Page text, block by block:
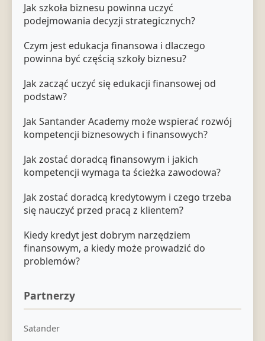
Jak szkoła biznesu powinna uczyć
podejmowania decyzji strategicznych?
Czym jest edukacja finansowa i dlaczego
powinna być częścią szkoły biznesu?
Jak zacząć uczyć się edukacji finansowej od
podstaw?
Jak Santander Academy może wspierać rozwój
kompetencji biznesowych i finansowych?
Jak zostać doradcą finansowym i jakich
kompetencji wymaga ta ścieżka zawodowa?
Jak zostać doradcą kredytowym i czego trzeba
się nauczyć przed pracą z klientem?
Kiedy kredyt jest dobrym narzędziem
finansowym, a kiedy może prowadzić do
problemów?
Partnerzy
Satander